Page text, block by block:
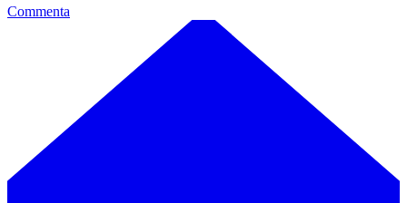
Commenta